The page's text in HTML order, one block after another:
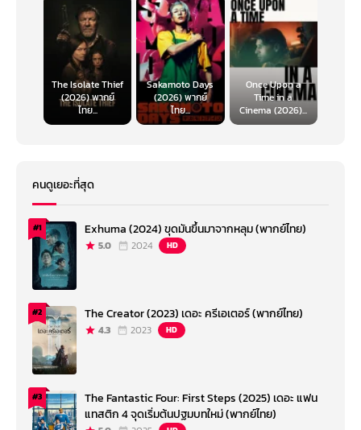
The Isolate Thief
(2026) พากย์
ไทย...
Sakamoto Days
(2026) พากย์
ไทย...
Once Upon a
Time in a
Cinema (2026)...
คนดูเยอะที่สุด
#1 Exhuma (2024) ขุดมันขึ้นมาจากหลุม (พากย์ไทย)
5.0 2024 HD
#2 The Creator (2023) เดอะ ครีเอเตอร์ (พากย์ไทย)
4.3 2023 HD
#3
The Fantastic Four: First Steps (2025) เดอะ แฟน
แทสติก 4 จุดเริ่มต้นปฐมบทใหม่ (พากย์ไทย)